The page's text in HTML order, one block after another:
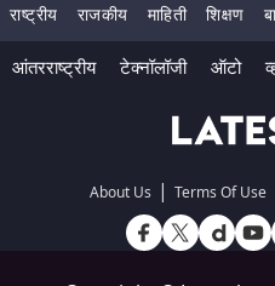
राष्ट्रीय राजकीय माहिती शिक्षण
आंतरराष्ट्रीय टेक्नॉलॉजी ऑटो
About Us | Terms Of Use